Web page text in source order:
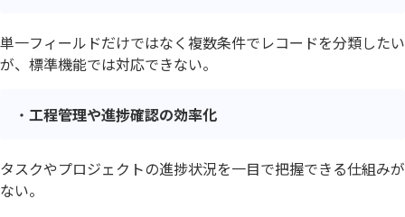
単一フィールドだけではなく複数条件でレコードを分類したい
が、標準機能では対応できない。
工程管理や進捗確認の効率化
タスクやプロジェクトの進捗状況を一目で把握できる仕組みが
ない。